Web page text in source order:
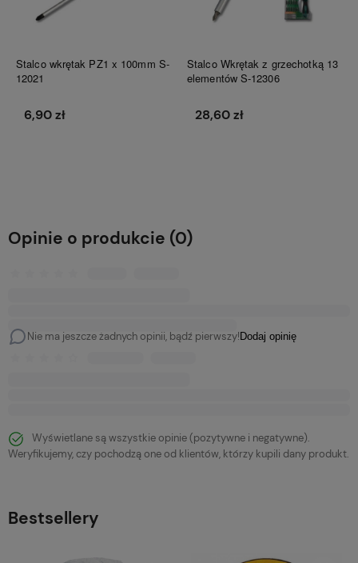
Stalco wkrętak PZ1 x 100mm S-
12021
6,90 zł
Stalco Wkrętak z grzechotką 13
elementów S-12306
28,60 zł
Opinie o produkcie (0)
Nie ma jeszcze żadnych opinii, bądź pierwszy! Dodaj opinię
Wyświetlane są wszystkie opinie (pozytywne i negatywne).
Weryfikujemy, czy pochodzą one od klientów, którzy kupili dany produkt.
Bestsellery